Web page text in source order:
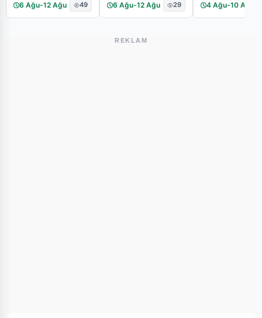
6 Ağu-12 Ağu 49 6 Ağu-12 Ağu 29
Kataloğu
4 Ağu-10 Ağu
REKLAM